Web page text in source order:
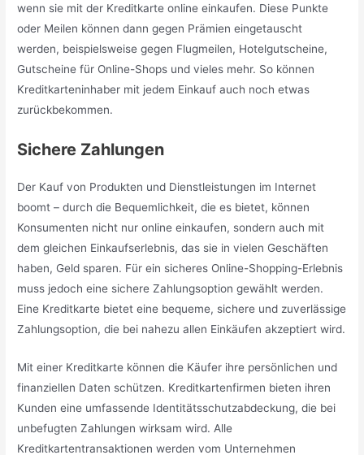
wenn sie mit der Kreditkarte online einkaufen. Diese Punkte
oder Meilen können dann gegen Prämien eingetauscht
werden, beispielsweise gegen Flugmeilen, Hotelgutscheine,
Gutscheine für Online-Shops und vieles mehr. So können
Kreditkarteninhaber mit jedem Einkauf auch noch etwas
zurückbekommen.
Sichere Zahlungen
Der Kauf von Produkten und Dienstleistungen im Internet
boomt – durch die Bequemlichkeit, die es bietet, können
Konsumenten nicht nur online einkaufen, sondern auch mit
dem gleichen Einkaufserlebnis, das sie in vielen Geschäften
haben, Geld sparen. Für ein sicheres Online-Shopping-Erlebnis
muss jedoch eine sichere Zahlungsoption gewählt werden.
Eine Kreditkarte bietet eine bequeme, sichere und zuverlässige
Zahlungsoption, die bei nahezu allen Einkäufen akzeptiert wird.
Mit einer Kreditkarte können die Käufer ihre persönlichen und
finanziellen Daten schützen. Kreditkartenfirmen bieten ihren
Kunden eine umfassende Identitätsschutzabdeckung, die bei
unbefugten Zahlungen wirksam wird. Alle
Kreditkartentransaktionen werden vom Unternehmen